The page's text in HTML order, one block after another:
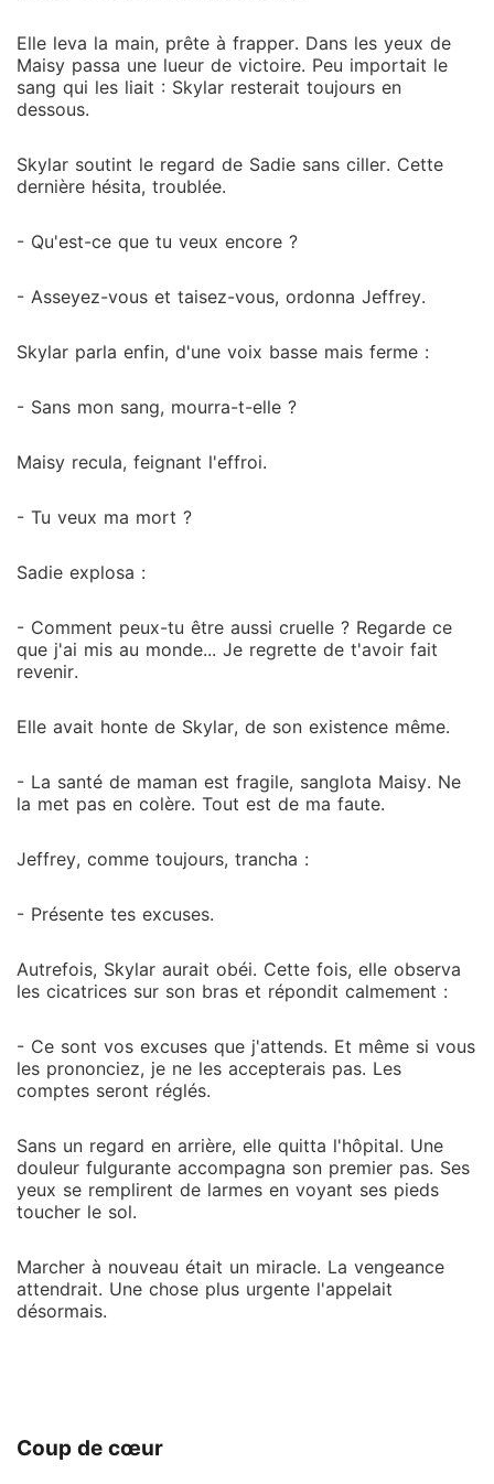
Elle leva la main, prête à frapper. Dans les yeux de
Maisy passa une lueur de victoire. Peu importait le
sang qui les liait : Skylar resterait toujours en
dessous.
Skylar soutint le regard de Sadie sans ciller. Cette
dernière hésita, troublée.
- Qu'est-ce que tu veux encore ?
- Asseyez-vous et taisez-vous, ordonna Jeffrey.
Skylar parla enfin, d'une voix basse mais ferme :
- Sans mon sang, mourra-t-elle ?
Maisy recula, feignant l'effroi.
- Tu veux ma mort ?
Sadie explosa :
- Comment peux-tu être aussi cruelle ? Regarde ce
que j'ai mis au monde... Je regrette de t'avoir fait
revenir.
Elle avait honte de Skylar, de son existence même.
- La santé de maman est fragile, sanglota Maisy. Ne
la met pas en colère. Tout est de ma faute.
Jeffrey, comme toujours, trancha :
- Présente tes excuses.
Autrefois, Skylar aurait obéi. Cette fois, elle observa
les cicatrices sur son bras et répondit calmement :
- Ce sont vos excuses que j'attends. Et même si vous
les prononciez, je ne les accepterais pas. Les
comptes seront réglés.
Sans un regard en arrière, elle quitta l'hôpital. Une
douleur fulgurante accompagna son premier pas. Ses
yeux se remplirent de larmes en voyant ses pieds
toucher le sol.
Marcher à nouveau était un miracle. La vengeance
attendrait. Une chose plus urgente l'appelait
désormais.
Coup de cœur